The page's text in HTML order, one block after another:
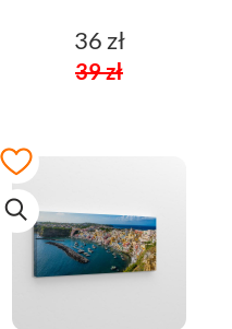
36 zł
39 zł